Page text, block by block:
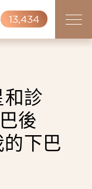
13,434
和診
後
下巴